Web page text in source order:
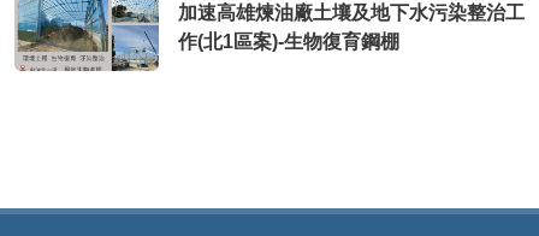
加速高雄煉油廠土壤及地下水污染整治工
作(北1區案)-生物復育鋼棚